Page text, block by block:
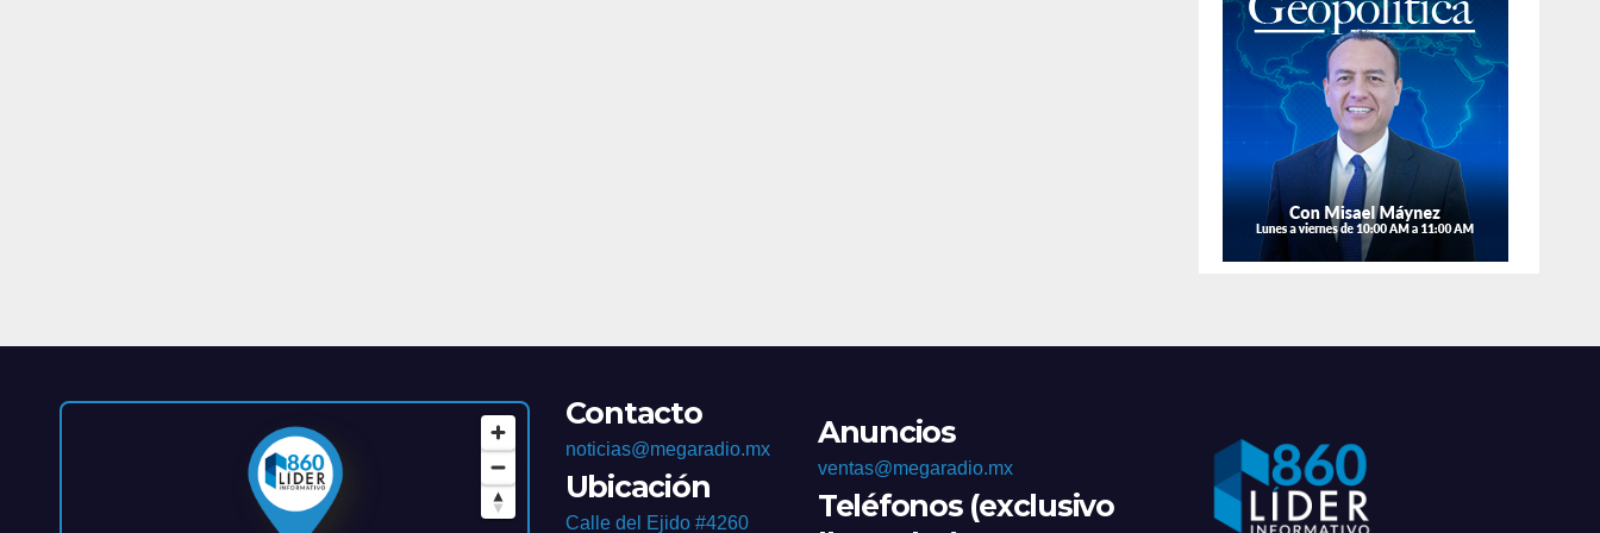
de
Contacto
noticias@megaradio.mx
Ubicación
Calle del Ejido #4260
Anuncios
ventas@megaradio.mx
Teléfonos (exclusivo